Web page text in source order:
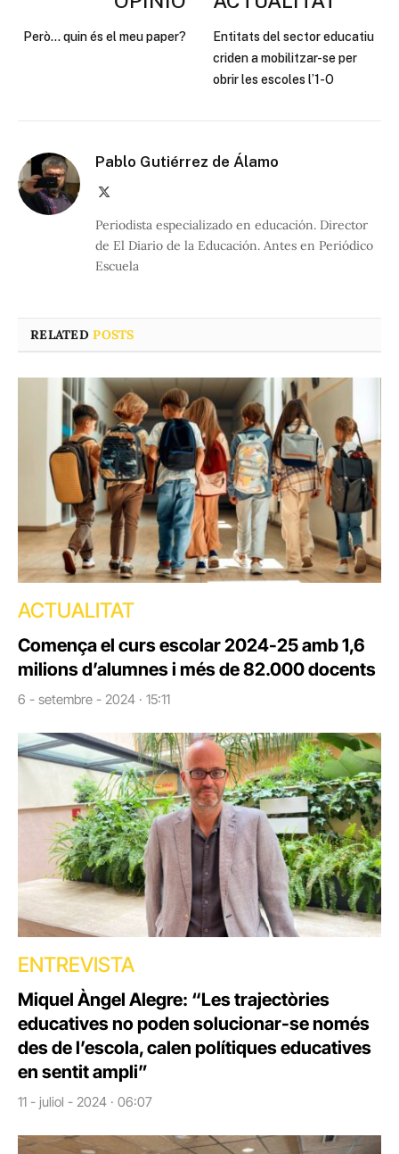
Però… quin és el meu paper?
Entitats del sector educatiu
criden a mobilitzar-se per
obrir les escoles l’1-O
Pablo Gutiérrez de Álamo
Periodista especializado en educación. Director
de El Diario de la Educación. Antes en Periódico
Escuela
RELATEDPOSTS
ACTUALITAT
Comença el curs escolar 2024-25 amb 1,6
milions d’alumnes i més de 82.000 docents
6 - setembre - 2024 · 15:11
ENTREVISTA
Miquel Àngel Alegre: “Les trajectòries
educatives no poden solucionar-se només
des de l’escola, calen polítiques educatives
en sentit ampli”
11 - juliol - 2024 · 06:07